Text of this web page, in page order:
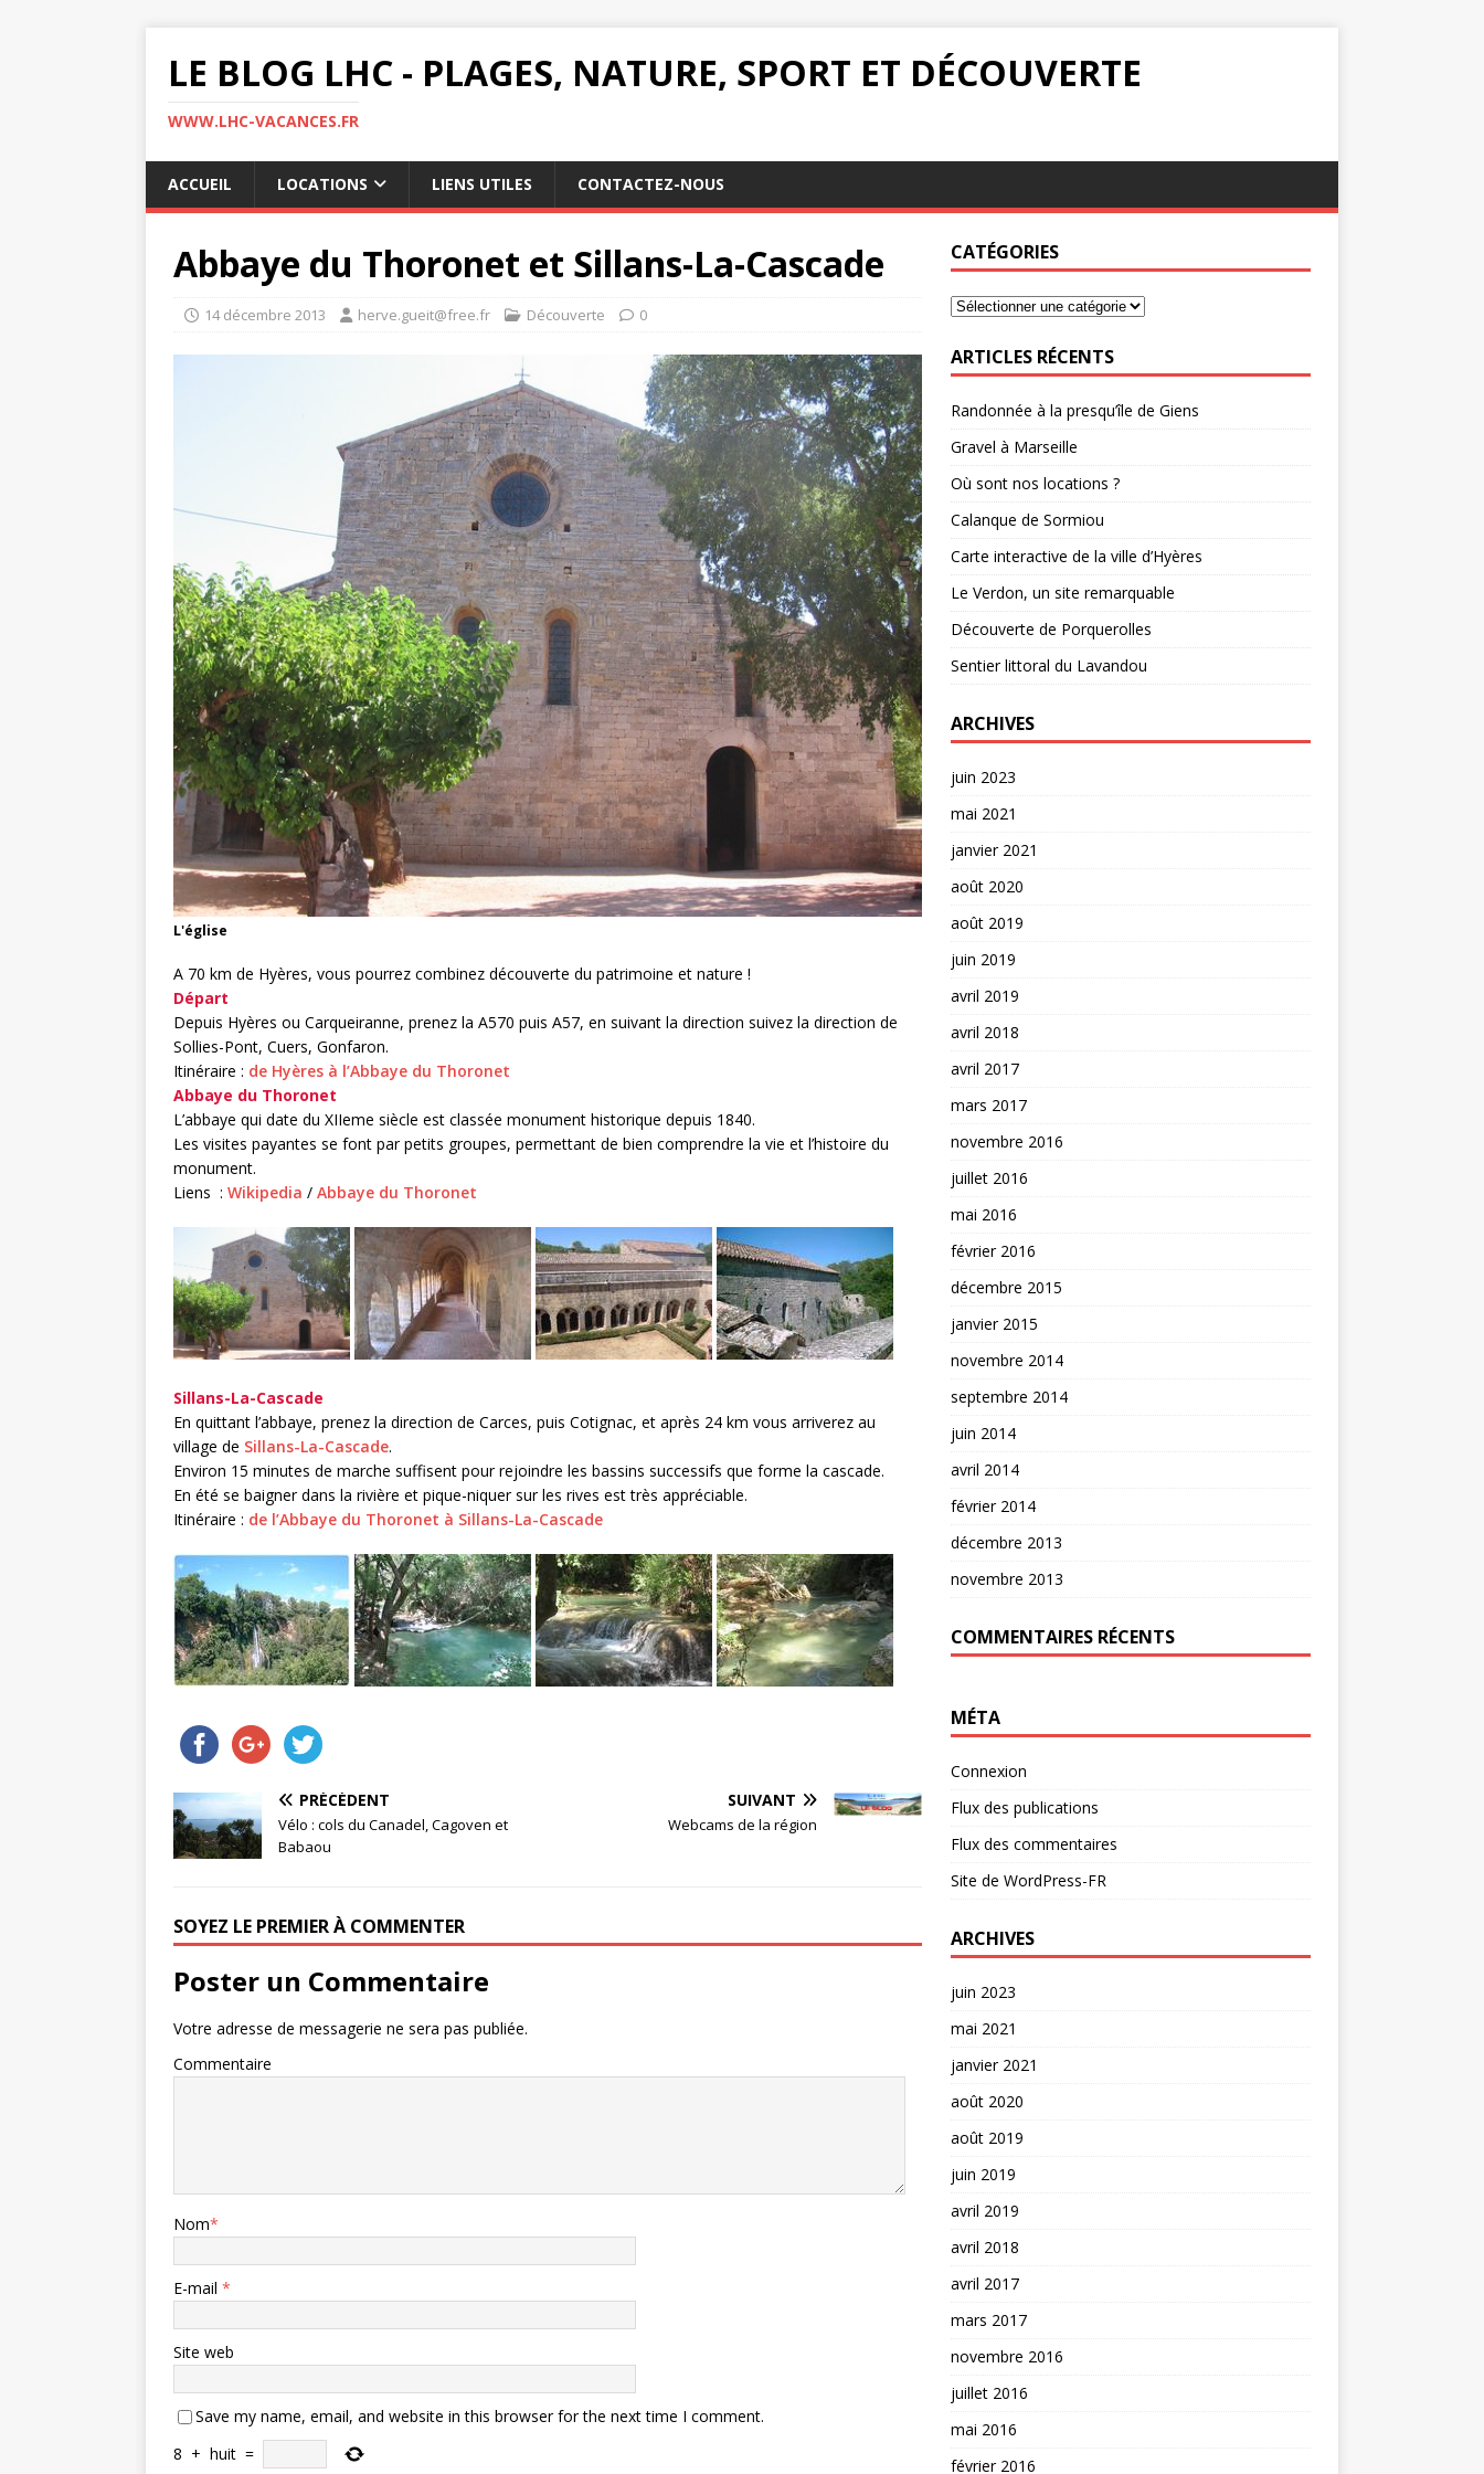
LE BLOG LHC - PLAGES, NATURE, SPORT ET DÉCOUVERTE
WWW.LHC-VACANCES.FR
ACCUEIL LOCATIONS LIENS UTILES CONTACTEZ-NOUS
Abbaye du Thoronet et Sillans-La-Cascade
14 décembre 2013 herve.gueit@free.fr Découverte 0
L'église
A 70 km de Hyères, vous pourrez combinez découverte du patrimoine et nature !
Départ
Depuis Hyères ou Carqueiranne, prenez la A570 puis A57, en suivant la direction suivez la direction de
Sollies-Pont, Cuers, Gonfaron.
Itinéraire : de Hyères à l’Abbaye du Thoronet
Abbaye du Thoronet
L’abbaye qui date du XIIeme siècle est classée monument historique depuis 1840.
Les visites payantes se font par petits groupes, permettant de bien comprendre la vie et l’histoire du
monument.
Liens : Wikipedia / Abbaye du Thoronet
Sillans-La-Cascade
En quittant l’abbaye, prenez la direction de Carces, puis Cotignac, et après 24 km vous arriverez au
village de Sillans-La-Cascade.
Environ 15 minutes de marche suffisent pour rejoindre les bassins successifs que forme la cascade.
En été se baigner dans la rivière et pique-niquer sur les rives est très appréciable.
Itinéraire : de l’Abbaye du Thoronet à Sillans-La-Cascade
PRÉCÉDENT
Vélo : cols du Canadel, Cagoven et
Babaou
SUIVANT
Webcams de la région
SOYEZ LE PREMIER À COMMENTER
Poster un Commentaire
Votre adresse de messagerie ne sera pas publiée.
Commentaire
Nom*
E-mail *
Site web
Save my name, email, and website in this browser for the next time I comment.
8 + huit =
CATÉGORIES
ARTICLES RÉCENTS
Randonnée à la presqu’île de Giens
Gravel à Marseille
Où sont nos locations ?
Calanque de Sormiou
Carte interactive de la ville d’Hyères
Le Verdon, un site remarquable
Découverte de Porquerolles
Sentier littoral du Lavandou
ARCHIVES
juin 2023
mai 2021
janvier 2021
août 2020
août 2019
juin 2019
avril 2019
avril 2018
avril 2017
mars 2017
novembre 2016
juillet 2016
mai 2016
février 2016
décembre 2015
janvier 2015
novembre 2014
septembre 2014
juin 2014
avril 2014
février 2014
décembre 2013
novembre 2013
COMMENTAIRES RÉCENTS
MÉTA
Connexion
Flux des publications
Flux des commentaires
Site de WordPress-FR
ARCHIVES
juin 2023
mai 2021
janvier 2021
août 2020
août 2019
juin 2019
avril 2019
avril 2018
avril 2017
mars 2017
novembre 2016
juillet 2016
mai 2016
février 2016